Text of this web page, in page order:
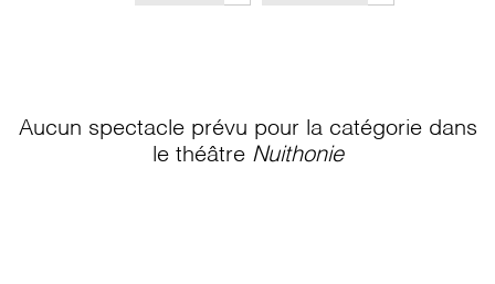
Aucun spectacle prévu pour la catégorie dans
le théâtre Nuithonie